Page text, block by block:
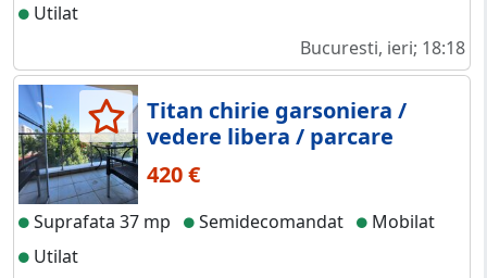
Utilat
Bucuresti, ieri; 18:18
Titan chirie garsoniera /
vedere libera / parcare
420 €
Suprafata 37 mp Semidecomandat
Mobilat
Utilat